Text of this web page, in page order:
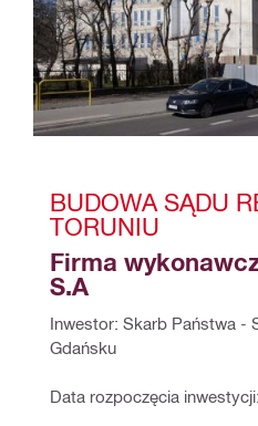
BUDOWA SĄDU
TORUNIU
Firma
S.A
Inwestor: Skarb Państwa -
Gdańsku
Data rozpoczęcia